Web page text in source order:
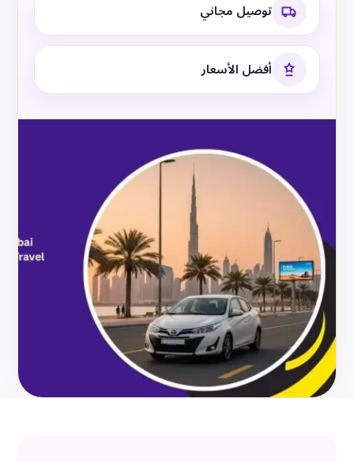
توصيل مجاني
أفضل الأسعار